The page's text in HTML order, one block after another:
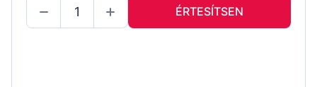
ÉRTESÍTSEN